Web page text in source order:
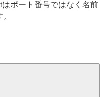
はポート番号ではなく名前